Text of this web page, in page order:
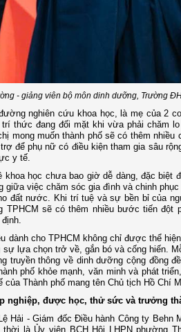
- giảng viên bộ môn dinh dưỡng, Trường
nghiên cứu khoa học, là mẹ của 2
thức đang đối mặt khi vừa phải chăm
mong muốn thành phố sẽ có thêm nhiều
để phụ nữ có điều kiện tham gia sâu
y tế.
khoa học chưa bao giờ dễ dàng, đặc biệt
giữa việc chăm sóc gia đình và chinh
đất nước. Khi trí tuệ và sự bền bỉ của
TPHCM sẽ có thêm nhiều bước tiến đột
dành cho TPHCM không chỉ được thể
lựa chọn trở về, gắn bó và cống hiến.
truyền thông về dinh dưỡng cộng đồng
phố khỏe mạnh, văn minh và phát
Thành phố mang tên Chủ tịch Hồ Chí
nghiệp, được học, thử sức và trưởng
Hải - Giám đốc Điều hành Công ty Behn
là Ủy viên BCH Hội LHPN phường